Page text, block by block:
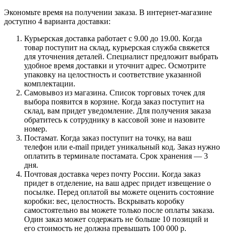
Экономьте время на получении заказа. В интернет-магазине
доступно 4 варианта доставки:
Курьерская доставка работает с 9.00 до 19.00. Когда
товар поступит на склад, курьерская служба свяжется
для уточнения деталей. Специалист предложит выбрать
удобное время доставки и уточнит адрес. Осмотрите
упаковку на целостность и соответствие указанной
комплектации.
Самовывоз из магазина. Список торговых точек для
выбора появится в корзине. Когда заказ поступит на
склад, вам придет уведомление. Для получения заказа
обратитесь к сотруднику в кассовой зоне и назовите
номер.
Постамат. Когда заказ поступит на точку, на ваш
телефон или e-mail придет уникальный код. Заказ нужно
оплатить в терминале постамата. Срок хранения — 3
дня.
Почтовая доставка через почту России. Когда заказ
придет в отделение, на ваш адрес придет извещение о
посылке. Перед оплатой вы можете оценить состояние
коробки: вес, целостность. Вскрывать коробку
самостоятельно вы можете только после оплаты заказа.
Один заказ может содержать не больше 10 позиций и
его стоимость не должна превышать 100 000 р.